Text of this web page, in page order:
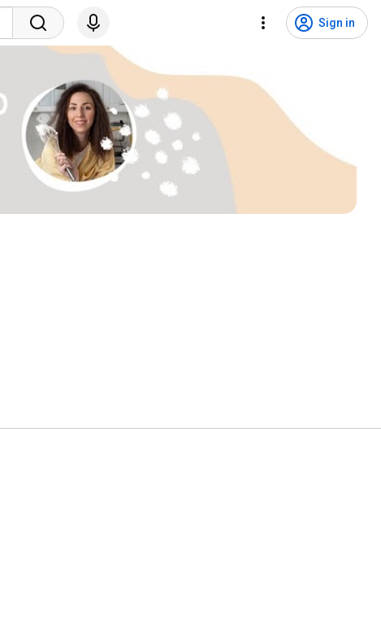
Sign in